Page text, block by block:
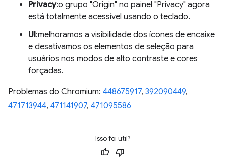
Privacy:o grupo "Origin" no painel "Privacy" agora
está totalmente acessível usando o teclado.
UI:melhoramos a visibilidade dos ícones de encaixe
e desativamos os elementos de seleção para
usuários nos modos de alto contraste e cores
forçadas.
Problemas do Chromium: 448675917, 392090449,
471713944, 471141907, 471095586
Isso foi útil?